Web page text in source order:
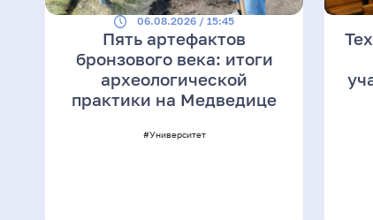
06.08.2026 / 15:45
Пять артефактов
бронзового века: итоги
археологической
практики на Медведице
#Университет